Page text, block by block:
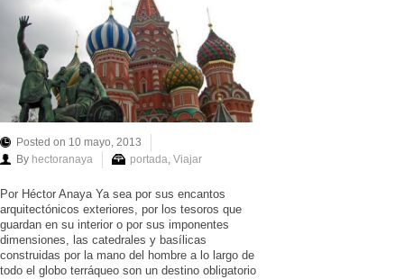
Posted on 10 mayo, 2013
By hectoranaya portada, Viajar
Por Héctor Anaya Ya sea por sus encantos
arquitectónicos exteriores, por los tesoros que
guardan en su interior o por sus imponentes
dimensiones, las catedrales y basílicas
construidas por la mano del hombre a lo largo de
todo el globo terráqueo son un destino obligatorio